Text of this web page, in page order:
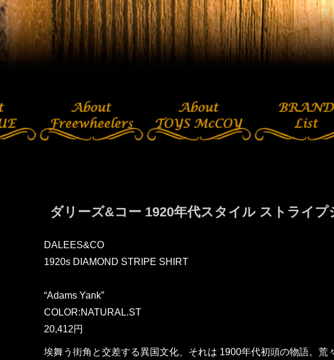
ダリーズ&コー 1920年代スタイル ストライ
DALEES&CO
1920s DIAMOND STRIPE SHIRT
“Adams Yank”
COLOR:NATURAL.ST
20,412円
埃舞う街角と交差する異国文化、それは 1900年代初頭の物語。